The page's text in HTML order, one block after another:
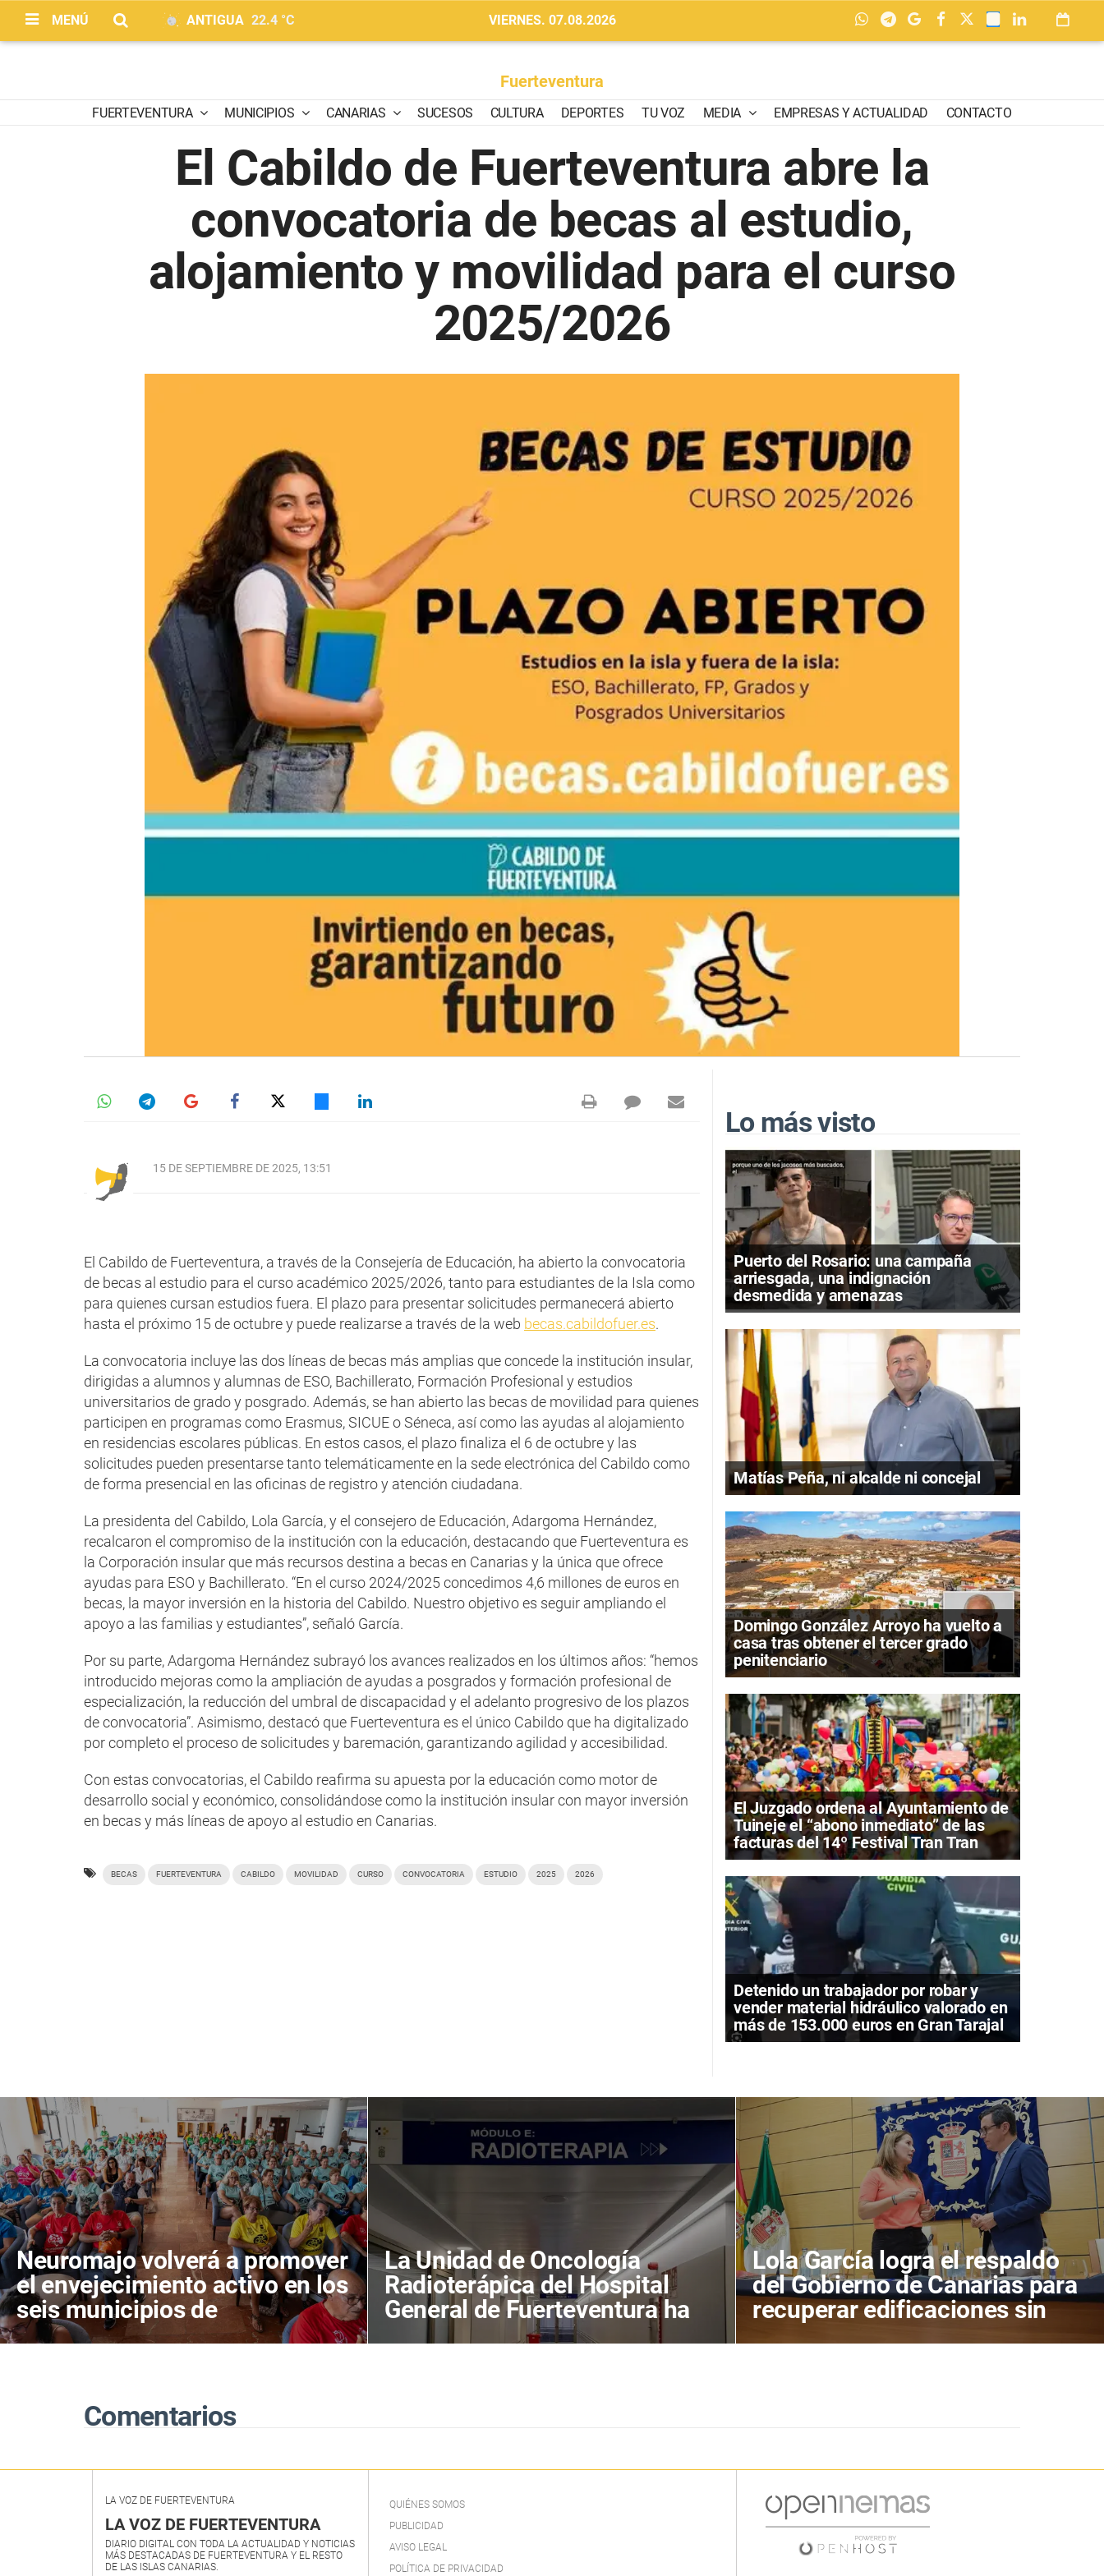
MENÚ ANTIGUA 22.4 °C VIERNES. 07.08.2026
Fuerteventura
FUERTEVENTURA MUNICIPIOS CANARIAS SUCESOS CULTURA DEPORTES TU VOZ MEDIA EMPRESAS Y ACTUALIDAD CONTACTO
El Cabildo de Fuerteventura abre la
convocatoria de becas al estudio,
alojamiento y movilidad para el curso
2025/2026
15 DE SEPTIEMBRE DE 2025, 13:51
El Cabildo de Fuerteventura, a través de la Consejería de Educación, ha abierto la convocatoria
de becas al estudio para el curso académico 2025/2026, tanto para estudiantes de la Isla como
para quienes cursan estudios fuera. El plazo para presentar solicitudes permanecerá abierto
hasta el próximo 15 de octubre y puede realizarse a través de la web becas.cabildofuer.es.
La convocatoria incluye las dos líneas de becas más amplias que concede la institución insular,
dirigidas a alumnos y alumnas de ESO, Bachillerato, Formación Profesional y estudios
universitarios de grado y posgrado. Además, se han abierto las becas de movilidad para quienes
participen en programas como Erasmus, SICUE o Séneca, así como las ayudas al alojamiento
en residencias escolares públicas. En estos casos, el plazo finaliza el 6 de octubre y las
solicitudes pueden presentarse tanto telemáticamente en la sede electrónica del Cabildo como
de forma presencial en las oficinas de registro y atención ciudadana.
La presidenta del Cabildo, Lola García, y el consejero de Educación, Adargoma Hernández,
recalcaron el compromiso de la institución con la educación, destacando que Fuerteventura es
la Corporación insular que más recursos destina a becas en Canarias y la única que ofrece
ayudas para ESO y Bachillerato. “En el curso 2024/2025 concedimos 4,6 millones de euros en
becas, la mayor inversión en la historia del Cabildo. Nuestro objetivo es seguir ampliando el
apoyo a las familias y estudiantes”, señaló García.
Por su parte, Adargoma Hernández subrayó los avances realizados en los últimos años: “hemos
introducido mejoras como la ampliación de ayudas a posgrados y formación profesional de
especialización, la reducción del umbral de discapacidad y el adelanto progresivo de los plazos
de convocatoria”. Asimismo, destacó que Fuerteventura es el único Cabildo que ha digitalizado
por completo el proceso de solicitudes y baremación, garantizando agilidad y accesibilidad.
Con estas convocatorias, el Cabildo reafirma su apuesta por la educación como motor de
desarrollo social y económico, consolidándose como la institución insular con mayor inversión
en becas y más líneas de apoyo al estudio en Canarias.
BECAS FUERTEVENTURA CABILDO MOVILIDAD CURSO CONVOCATORIA ESTUDIO 2025 2026
Lo más visto
Puerto del Rosario: una campaña
arriesgada, una indignación
desmedida y amenazas
Matías Peña, ni alcalde ni concejal
Domingo González Arroyo ha vuelto a
casa tras obtener el tercer grado
penitenciario
El Juzgado ordena al Ayuntamiento de
Tuineje el “abono inmediato” de las
facturas del 14º Festival Tran Tran
Detenido un trabajador por robar y
vender material hidráulico valorado en
más de 153.000 euros en Gran Tarajal
Neuromajo volverá a promover
el envejecimiento activo en los
seis municipios de
Fuerteventura
La Unidad de Oncología
Radioterápica del Hospital
General de Fuerteventura ha
tratado a más de 800
Lola García logra el respaldo
del Gobierno de Canarias para
recuperar edificaciones sin
Comentarios
LA VOZ DE FUERTEVENTURA
LA VOZ DE FUERTEVENTURA
DIARIO DIGITAL CON TODA LA ACTUALIDAD Y NOTICIAS
MÁS DESTACADAS DE FUERTEVENTURA Y EL RESTO
DE LAS ISLAS CANARIAS.
QUIÉNES SOMOS
PUBLICIDAD
AVISO LEGAL
POLÍTICA DE PRIVACIDAD